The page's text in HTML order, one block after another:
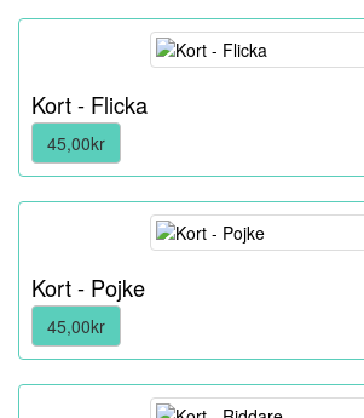
Kort - Flicka
45,00kr
Kort - Pojke
45,00kr